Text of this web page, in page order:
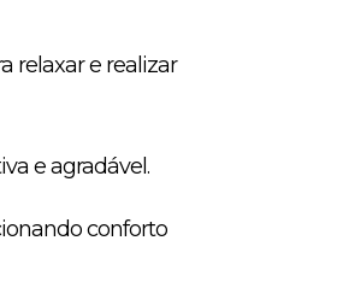
relaxar e realizar
e agradável.
conforto